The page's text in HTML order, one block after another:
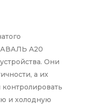
A20
Они
а их
контролировать
и холодную